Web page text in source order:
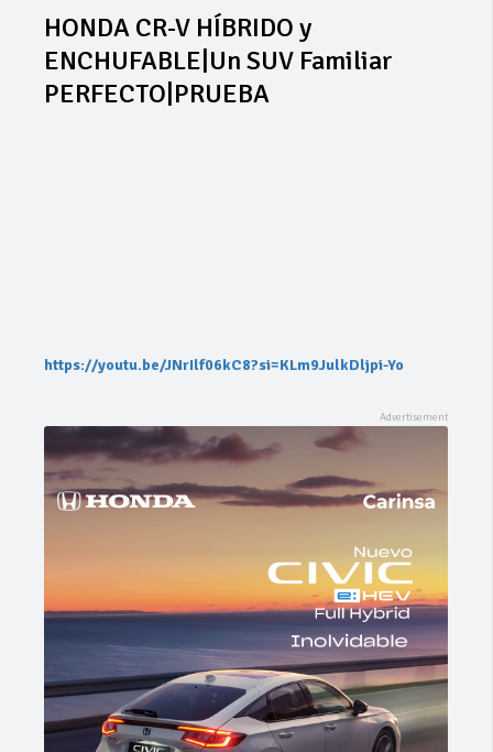
HONDA CR-V HÍBRIDO y
ENCHUFABLE|Un SUV Familiar
PERFECTO|PRUEBA
https://youtu.be/JNrIlf06kC8?si=KLm9JulkDljpi-Yo